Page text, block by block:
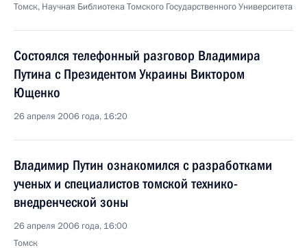
Томск, Научная Библиотека Томского Государственного Университета
Состоялся телефонный разговор Владимира
Путина с Президентом Украины Виктором
Ющенко
26 апреля 2006 года, 16:20
Владимир Путин ознакомился с разработками
ученых и специалистов томской технико-
внедренческой зоны
26 апреля 2006 года, 16:00
Томск